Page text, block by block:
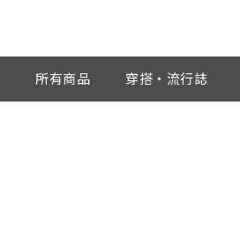
所有商品 穿搭・流行誌